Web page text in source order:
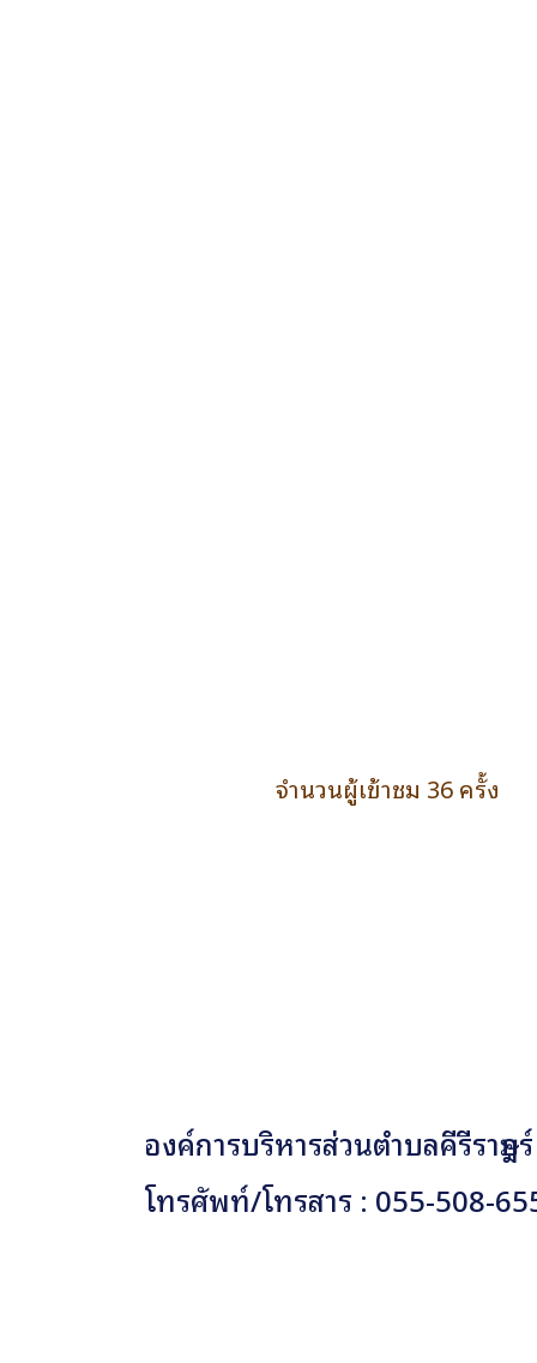
จำนวนผู้เข้าชม 36 ครั้ง
องค์การบริหารส่วนตำบลคีรีราษ
โทรศัพท์/โทรสาร : 055-508-